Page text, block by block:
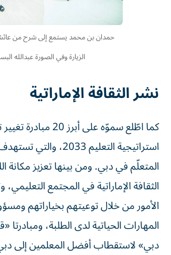
حمدان بن محمد يستمع إلى شرح من
الزيارة وفي الصورة عبدالله
نشر الثقافة الإماراتية
كما اطّلع سموّه على
استراتيجية التعليم
المتعلّم في دبي. ومن بينها تعزيز مكانة
الثقافة الإماراتية في المجتمع التعليمي،
الأمور من خلال توعيتهم بخياراتهم
المهارات الحياتية لدى الطلبة،
دبي» لاستقطاب أفضل المعلمين إلى